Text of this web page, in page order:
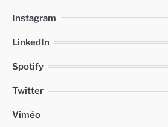
Instagram
LinkedIn
Spotify
Twitter
Viméo